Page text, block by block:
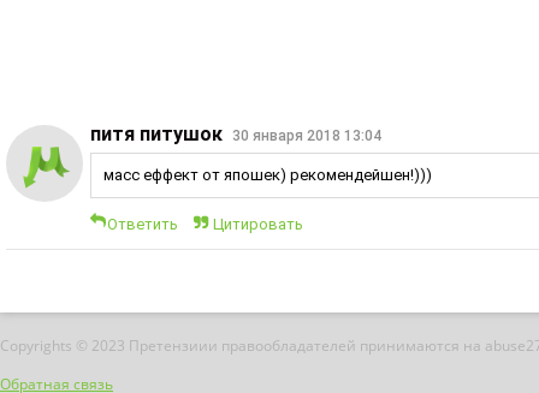
питя питушок 30 января 2018 13:04
масс еффект от япошек) рекомендейшен!)))
Ответить Цитировать
Copyrights © 2023 Претензиии правообладателей принимаются на
Обратная связь